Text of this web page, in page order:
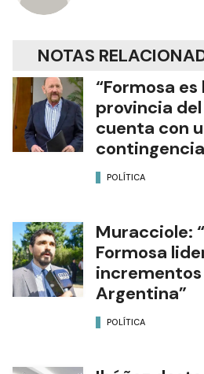
NOTAS
“Formosa
provincia
cuenta con
POLÍTICA
Muracciole:
Formosa
incrementos
Argentina”
POLÍTICA